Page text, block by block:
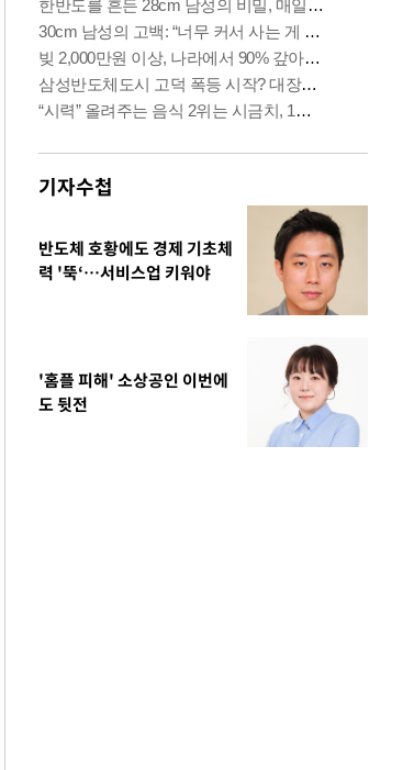
기자수첩
반도체 호황에도 경제 기초체
력 '뚝‘…서비스업 키워야
'홈플 피해' 소상공인 이번에
도 뒷전